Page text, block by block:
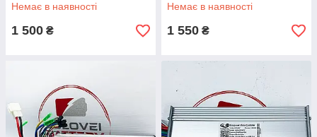
Немає в наявності
1 500 ₴
Немає в наявності
1 550 ₴